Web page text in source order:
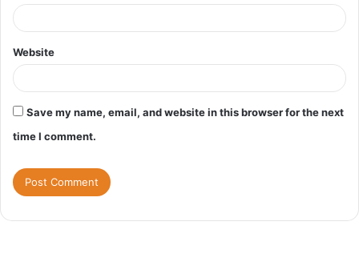
Website
Save my name, email, and website in this browser for the next
time I comment.